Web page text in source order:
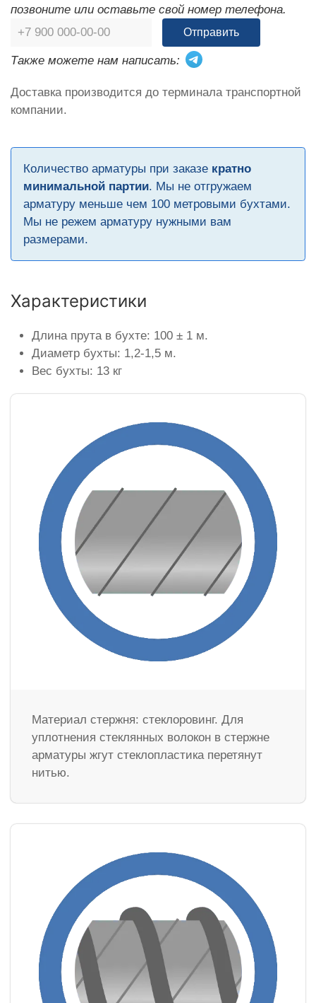
позвоните или оставьте свой номер телефона.
Отправить
Также можете нам написать:
Доставка производится до терминала транспортной
компании.
Количество арматуры при заказе кратно
минимальной партии. Мы не отгружаем
арматуру меньше чем 100 метровыми бухтами.
Мы не режем арматуру нужными вам
размерами.
Характеристики
Длина прута в бухте: 100 ± 1 м.
Диаметр бухты: 1,2-1,5 м.
Вес бухты: 13 кг
Материал стержня: стеклоровинг. Для
уплотнения стеклянных волокон в стержне
арматуры жгут стеклопластика перетянут
нитью.